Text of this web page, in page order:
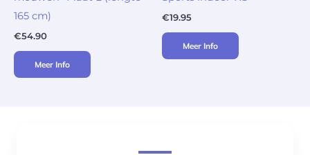
165 cm)
€54.90
Meer Info
€19.95
Meer Info